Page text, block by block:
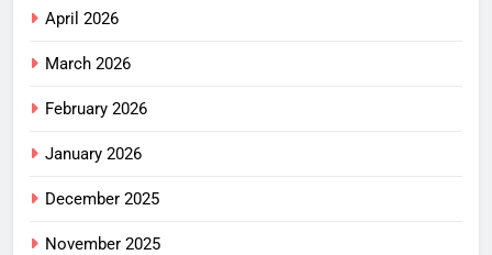
April 2026
March 2026
February 2026
January 2026
December 2025
November 2025